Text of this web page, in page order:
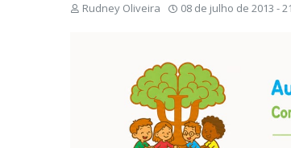
Rudney Oliveira 08 de julho de 2013 -